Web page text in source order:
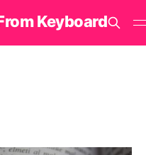
Keyboard